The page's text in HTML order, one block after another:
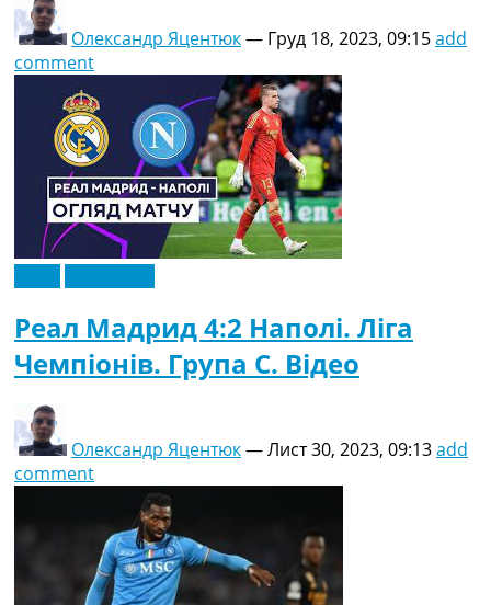
Олександр Яцентюк— Груд 18, 2023, 09:15add
comment
Реал Мадрид 4:2 Наполі. Ліга
Чемпіонів. Група C. Відео
Олександр Яцентюк—Лист 30, 2023, 09:13add
comment